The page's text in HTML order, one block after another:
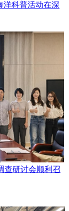
洋科普活动在深
查研讨会顺利召